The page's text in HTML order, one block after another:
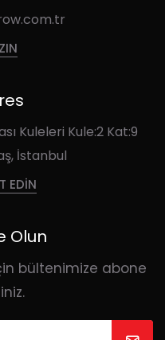
Kuleleri Kule:2 Kat:9
İstanbul
EDIN
Olun
bültenimize abone